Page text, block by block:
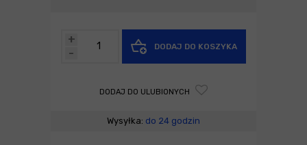
-
+
DODAJ DO KOSZYKA
DODAJ DO ULUBIONYCH
Wysyłka: do 24 godzin